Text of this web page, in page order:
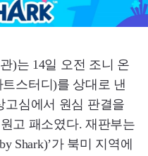
)는 14일 오전 조니 온
스터디)를 상대로 낸
고심에서 원심 판결을
고 패소였다. 재판부는
Shark)’가 북미 지역에